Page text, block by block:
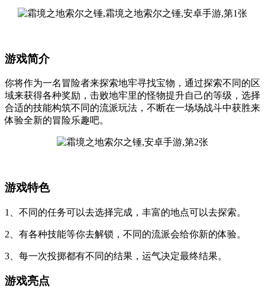
游戏简介
你将作为一名冒险者来探索地牢寻找宝物，通过探索不同的区
域来获得各种奖励，击败地牢里的怪物提升自己的等级，选择
合适的技能构筑不同的流派玩法，不断在一场场战斗中获胜来
体验全新的冒险乐趣吧。
游戏特色
1、不同的任务可以去选择完成，丰富的地点可以去探索。
2、有各种技能等你去解锁，不同的流派会给你新的体验。
3、每一次投掷都有不同的结果，运气决定最终结果。
游戏亮点